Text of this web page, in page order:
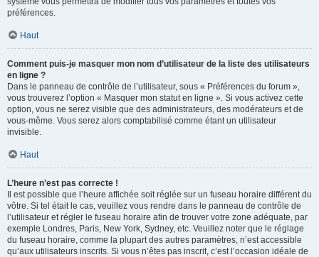
préférences.
Haut
Comment puis-je masquer mon nom d’utilisateur de la liste des utilisateurs
en ligne ?
Dans le panneau de contrôle de l’utilisateur, sous « Préférences du forum »,
vous trouverez l’option « Masquer mon statut en ligne ». Si vous activez cette
option, vous ne serez visible que des administrateurs, des modérateurs et de
vous-même. Vous serez alors comptabilisé comme étant un utilisateur
invisible.
Haut
L’heure n’est pas correcte !
Il est possible que l’heure affichée soit réglée sur un fuseau horaire différent du
vôtre. Si tel était le cas, veuillez vous rendre dans le panneau de contrôle de
l’utilisateur et régler le fuseau horaire afin de trouver votre zone adéquate, par
exemple Londres, Paris, New York, Sydney, etc. Veuillez noter que le réglage
du fuseau horaire, comme la plupart des autres paramètres, n’est accessible
qu’aux utilisateurs inscrits. Si vous n’êtes pas inscrit, c’est l’occasion idéale de